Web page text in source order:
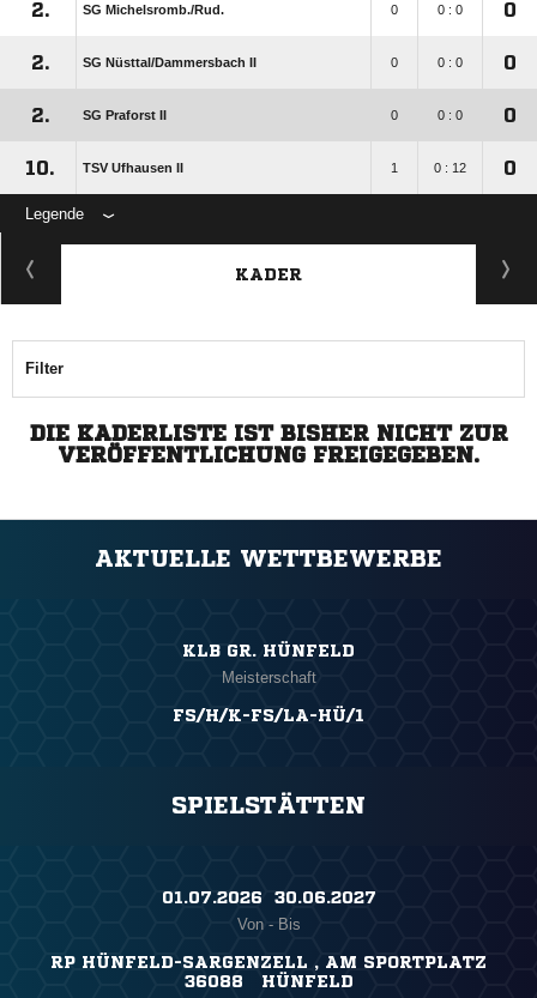
2. SG Michelsromb./​Rud. 0 0 : 0 0
2. SG Nüsttal/​Dammersbach II 0 0 : 0 0
2. SG Praforst II 0 0 : 0 0
10. TSV Ufhausen II 1 0 : 12 0
Legende
KADER
Filter
DIE KADERLISTE IST BISHER NICHT ZUR
VERÖFFENTLICHUNG FREIGEGEBEN.
AKTUELLE WETTBEWERBE
KLB GR. HÜNFELD
Meisterschaft
FS/H/K-FS/LA-HÜ/1
SPIELSTÄTTEN
01.07.2026 ​ 30.06.2027
Von - Bis
RP HÜNFELD-SARGENZELL , AM SPORTPLATZ
36088 HÜNFELD